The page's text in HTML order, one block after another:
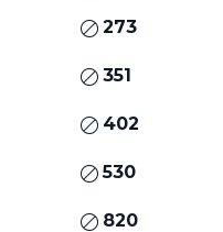
273
351
402
530
820